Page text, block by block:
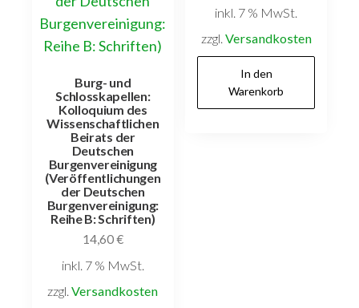
Burg- und
Schlosskapellen:
Kolloquium des
Wissenschaftlichen
Beirats der
Deutschen
Burgenvereinigung
(Veröffentlichungen
der Deutschen
Burgenvereinigung:
Reihe B: Schriften)
14,60€
inkl. 7 % MwSt.
zzgl.Versandkosten
inkl. 7 % MwSt.
zzgl. Versandkosten
In den
Warenkorb